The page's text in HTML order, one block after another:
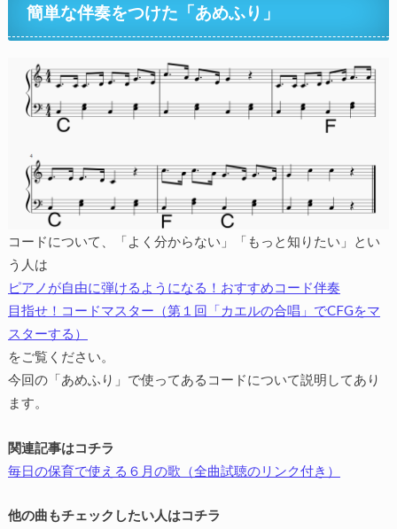
簡単な伴奏をつけた「あめふり」
コードについて、「よく分からない」「もっと知りたい」とい
う人は
ピアノが自由に弾けるようになる！おすすめコード伴奏
目指せ！コードマスター（第１回「カエルの合唱」でCFGをマ
スターする）
をご覧ください。
今回の「あめふり」で使ってあるコードについて説明してあり
ます。
関連記事はコチラ
毎日の保育で使える６月の歌（全曲試聴のリンク付き）
他の曲もチェックしたい人はコチラ